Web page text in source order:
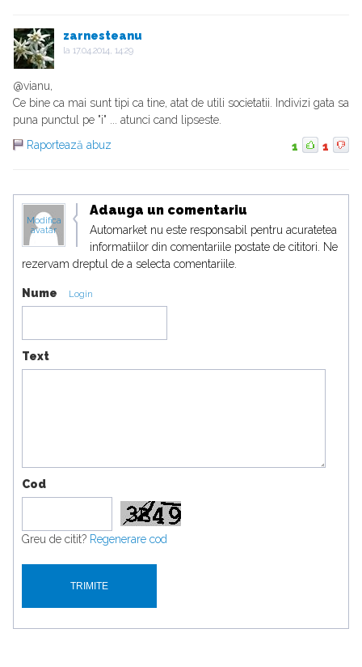
zarnesteanu
la 17.04.2014, 14:29
@vianu,
Ce bine ca mai sunt tipi ca tine, atat de utili societatii. Indivizi gata sa
puna punctul pe "i" ... atunci cand lipseste.
Raportează abuz
1 1
Modifica
avatar
Adauga un comentariu
Automarket nu este responsabil pentru acuratetea
informatiilor din comentariile postate de cititori. Ne
rezervam dreptul de a selecta comentariile.
Nume Login
Text
Cod
Greu de citit? Regenerare cod